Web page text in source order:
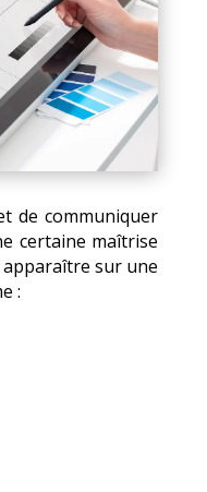
de communiquer
certaine maîtrise
apparaître sur une
: